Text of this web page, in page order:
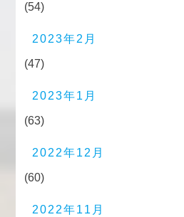
(54)
2023年2月
(47)
2023年1月
(63)
2022年12月
(60)
2022年11月